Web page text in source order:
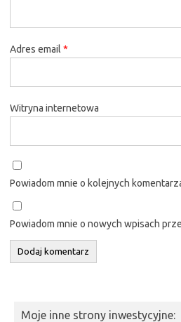
Adres email *
Witryna internetowa
Powiadom mnie o kolejnych
Powiadom mnie o nowych wpisach
Moje inne strony inwestycyjne: